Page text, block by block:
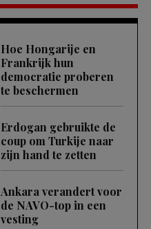
Hoe Hongarije en
Frankrijk hun
democratie proberen
te beschermen
Erdogan gebruikte de
coup om Turkije naar
zijn hand te zetten
Ankara verandert voor
de NAVO-top in een
vesting